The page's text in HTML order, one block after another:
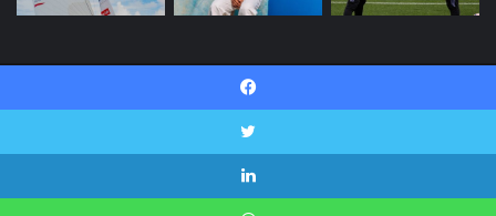
Politique de confidentialité
Facebook
TwitterLinkedinYouTubeInstagramSnapchat
Facebook
Twitter
Linkedin